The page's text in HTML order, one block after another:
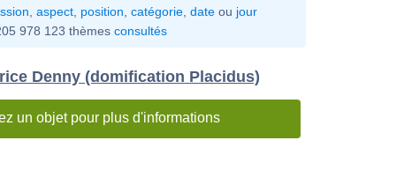
aspect position catégorie date ou jour
978 123 thèmes consultés
Denny (domification Placidus)
un objet pour plus d'informations